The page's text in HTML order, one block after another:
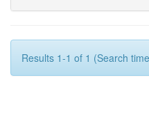
Results 1-1 of 1 (Search